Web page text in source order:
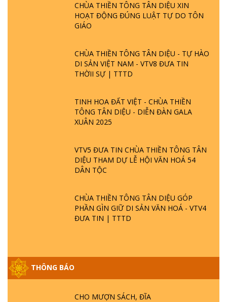
CHÙA THIỀN TÔNG TÂN DIỆU XIN
HOẠT ĐỘNG ĐÚNG LUẬT TỰ DO TÔN
GIÁO
CHÙA THIỀN TÔNG TÂN DIỆU - TỰ HÀO
DI SẢN VIỆT NAM - VTV8 ĐƯA TIN
THỜII SỰ | TTTD
TINH HOA ĐẤT VIỆT - CHÙA THIỀN
TÔNG TÂN DIỆU - DIỄN ĐÀN GALA
XUÂN 2025
VTV5 ĐƯA TIN CHÙA THIỀN TÔNG TÂN
DIỆU THAM DỰ LỄ HỘI VĂN HOÁ 54
DÂN TỘC
CHÙA THIỀN TÔNG TÂN DIỆU GÓP
PHẦN GÌN GIỮ DI SẢN VĂN HOÁ - VTV4
ĐƯA TIN | TTTD
THÔNG BÁO
CHO MƯỢN SÁCH, ĐĨA
GIẢI ĐÁP ĐẶC BIỆT P25 - SUỐT 49 NĂM
PHẬT KHÔNG NÓI? HỘI LONG HOA LÀ
HỘI GÌ? TỬ VÌ ĐẠO